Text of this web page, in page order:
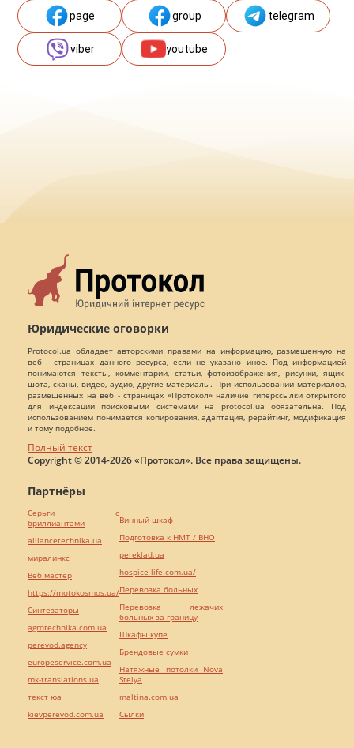
page group telegram
viber youtube
Юридические оговорки
Protocol.ua обладает авторскими правами на информацию, размещенную на
веб - страницах данного ресурса, если не указано иное. Под информацией
понимаются тексты, комментарии, статьи, фотоизображения, рисунки, ящик-
шота, сканы, видео, аудио, другие материалы. При использовании материалов,
размещенных на веб - страницах «Протокол» наличие гиперссылки открытого
для индексации поисковыми системами на protocol.ua обязательна. Под
использованием понимается копирования, адаптация, рерайтинг, модификация
и тому подобное.
Полный текст
Copyright © 2014-2026 «Протокол». Все права защищены.
Партнёры
Серьги с
бриллиантами
alliancetechnika.ua
миралинкс
Веб мастер
https://motokosmos.ua/
Синтезаторы
agrotechnika.com.ua
perevod.agency
europeservice.com.ua
mk-translations.ua
текст юа
kievperevod.com.ua
Винный шкаф
Подготовка к НМТ / ВНО
pereklad.ua
hospice-life.com.ua/
Перевозка больных
Перевозка лежачих
больных за границу
Шкафы купе
Брендовые сумки
Натяжные потолки Nova
Stelya
maltina.com.ua
Cылки